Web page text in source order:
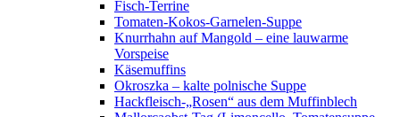
Fisch-Terrine
Tomaten-Kokos-Garnelen-Suppe
Knurrhahn auf Mangold – eine lauwarme
Vorspeise
Käsemuffins
Okroszka – kalte polnische Suppe
Hackfleisch-„Rosen“ aus dem Muffinblech